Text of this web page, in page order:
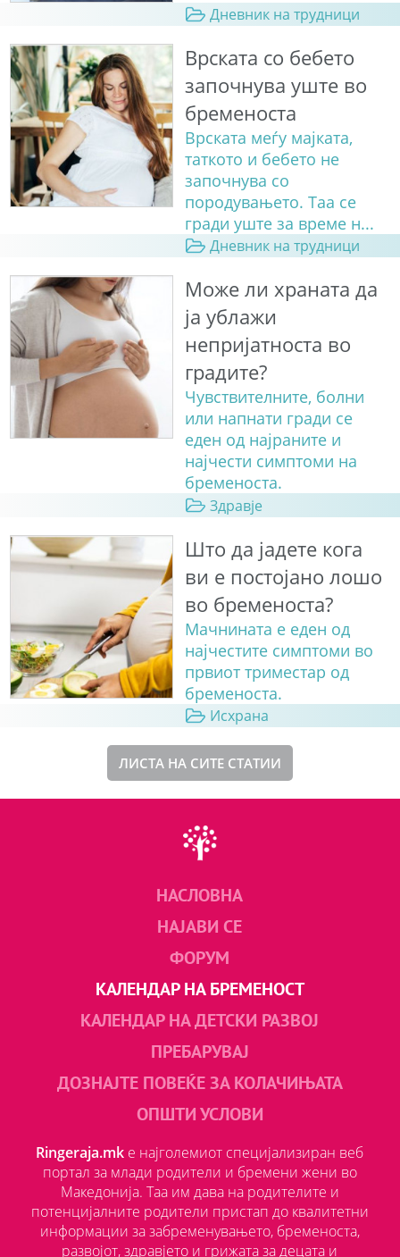
Дневник на трудници
Врската со бебето
започнува уште во
бременоста
Врската меѓу мајката,
таткото и бебето не
започнува со
породувањето. Таа се
гради уште за време н...
Дневник на трудници
Може ли храната да
ја ублажи
непријатноста во
градите?
Чувствителните, болни
или напнати гради се
еден од најраните и
најчести симптоми на
бременоста.
Здравје
Што да јадете кога
ви е постојано лошо
во бременоста?
Мачнината е еден од
најчестите симптоми во
првиот триместар од
бременоста.
Исхрана
ЛИСТА НА СИТЕ СТАТИИ
НАСЛОВНА
НАЈАВИ СЕ
ФОРУМ
КАЛЕНДАР НА БРЕМЕНОСТ
КАЛЕНДАР НА ДЕТСКИ РАЗВОЈ
ПРЕБАРУВАЈ
ДОЗНАЈТЕ ПОВЕЌЕ ЗА КОЛАЧИЊАТА
ОПШТИ УСЛОВИ
Ringeraja.mk е најголемиот специјализиран веб
портал за млади родители и бремени жени во
Македонија. Таа им дава на родителите и
потенцијалните родители пристап до квалитетни
информации за забременувањето, бременоста,
развојот, здравјето и грижата за децата и